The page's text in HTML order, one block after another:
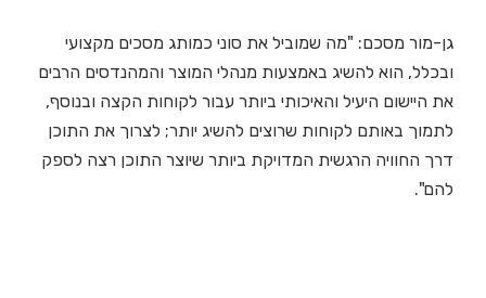
גן-מור מסכם: "מה שמוביל את סוני כמותג מסכים מקצועי
ובכלל, הוא להשיג באמצעות מנהלי המוצר והמהנדסים הרבים
את היישום היעיל והאיכותי ביותר עבור לקוחות הקצה ובנוסף,
לתמוך באותם לקוחות שרוצים להשיג יותר; לצרוך את התוכן
דרך החוויה הרגשית המדויקת ביותר שיוצר התוכן רצה לספק
להם".